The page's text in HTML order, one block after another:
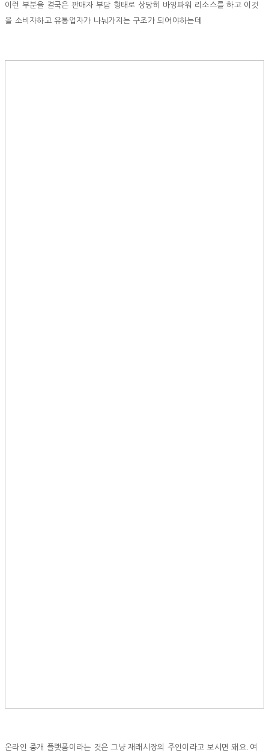
이런 부분을 결국은 판매자 부담 형태로 상당히 바잉파워 리소스를 하고 이것
을 소비자하고 유통업자가 나눠가지는 구조가 되어야하는데
온라인 중개 플랫폼이라는 것은 그냥 재래시장의 주인이라고 보시면 돼요. 여